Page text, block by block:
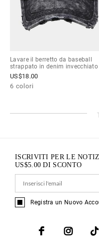
Lavare il berretto da baseball
strappato in denim invecchiato
US$18.00
6 colori
ISCRIVITI PER LE
US$5.00 DI SCONTO
Registra un Nuovo